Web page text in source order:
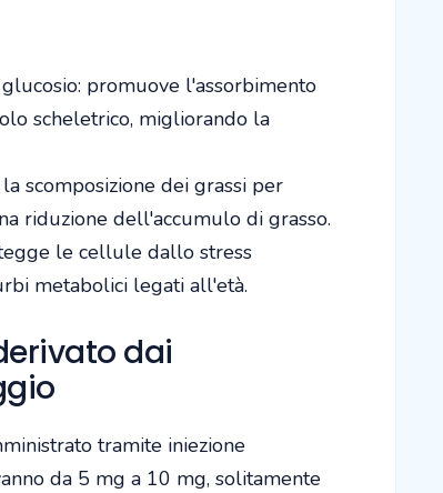
promuove l'assorbimento
scheletrico, migliorando la
scomposizione dei grassi per
riduzione dell'accumulo di grasso.
le cellule dallo stress
metabolici legati all'età.
dai
tramite iniezione
da 5 mg a 10 mg, solitamente